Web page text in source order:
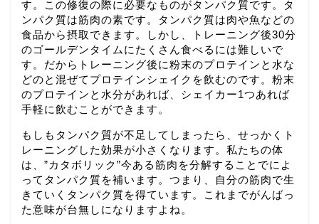
す。この修復の際に必要なものがタンパク質です。タ
ンパク質は筋肉の素です。タンパク質は肉や魚などの
食品から摂取できます。しかし、トレーニング後30分
のゴールデンタイムにたくさん食べるには難しいで
す。だからトレーニング後に粉末のプロテインと水な
どのと混ぜてプロテインシェイクを飲むのです。粉末
のプロテインと水分があれば、シェイカー1つあれば
手軽に飲むことができます。
もしもタンパク質が不足してしまったら、せっかくト
レーニングした効果が小さくなります。私たちの体
は、”カタボリック”今ある筋肉を分解することでによ
ってタンパク質を補います。つまり、自分の筋肉で生
きていくタンパク質を得ています。これまでがんばっ
た意味が台無しになりますよね。